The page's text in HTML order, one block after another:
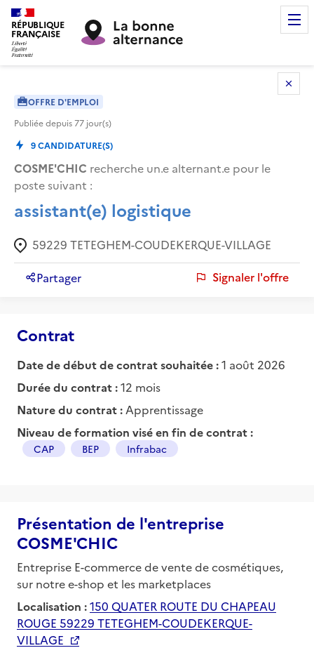
RÉPUBLIQUE
FRANÇAISE
OFFRE D'EMPLOI
Publiée depuis77 jour(s)
9CANDIDATURE(S)
COSME'CHIC recherche un.e alternant.e pour le
poste suivant :
assistant(e) logistique
59229 TETEGHEM-COUDEKERQUE-VILLAGE
Partager Signaler l'offre
Contrat
Date de début de contrat souhaitée :1 août 2026
Durée du contrat :12 mois
Nature du contrat : Apprentissage
Niveau de formation visé en fin de contrat :
CAP BEP Infrabac
Présentation de l'entreprise
COSME'CHIC
Entreprise E-commerce de vente de cosmétiques,
sur notre e-shop et les marketplaces
Localisation :150 QUATER ROUTE DU CHAPEAU
ROUGE 59229 TETEGHEM-COUDEKERQUE-
VILLAGE